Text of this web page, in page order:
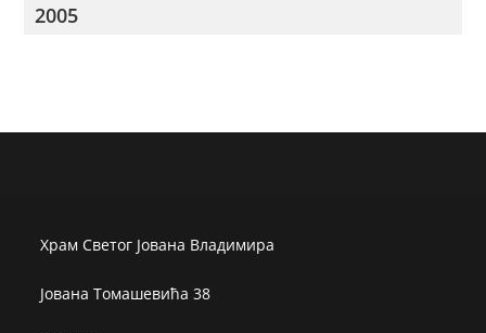
2005
Храм Светог Јована Владимира
Јована Томашевића 38